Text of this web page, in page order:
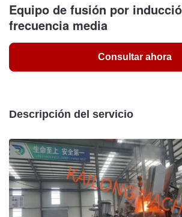
Equipo de fusión por
frecuencia media
Consultar ahora
Descripción del servicio